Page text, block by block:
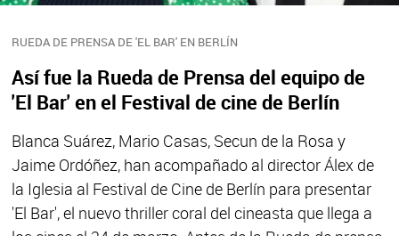
RUEDA DE PRENSA DE 'EL BAR' EN BERLÍN
Así fue la Rueda de Prensa del equipo de
'El Bar' en el Festival de cine de Berlín
Blanca Suárez, Mario Casas, Secun de la Rosa y
Jaime Ordóñez, han acompañado al director Álex de
la Iglesia al Festival de Cine de Berlín para presentar
'El Bar', el nuevo thriller coral del cineasta que llega a